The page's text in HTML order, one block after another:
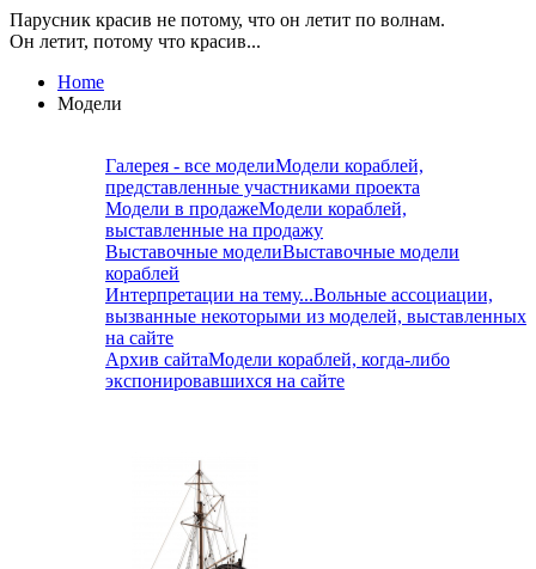
Парусник красив не потому, что он летит по волнам.
Он летит, потому что красив...
Home
Модели
Галерея - все моделиМодели кораблей,
представленные участниками проекта
Модели в продажеМодели кораблей,
выставленные на продажу
Выставочные моделиВыставочные модели
кораблей
Интерпретации на тему...Вольные ассоциации,
вызванные некоторыми из моделей, выставленных
на сайте
Архив сайтаМодели кораблей, когда-либо
экспонировавшихся на сайте